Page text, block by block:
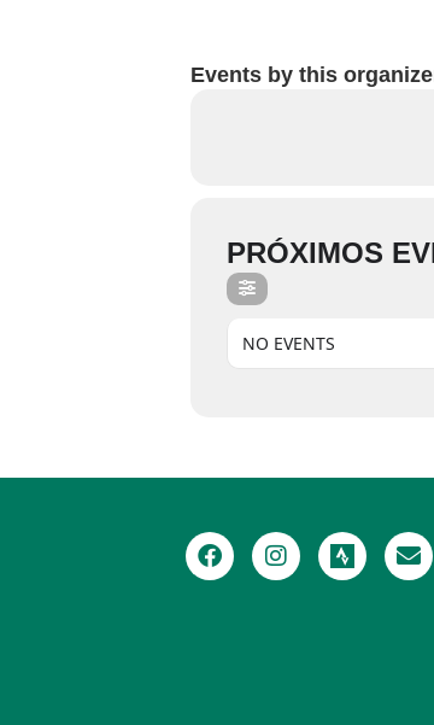
Events by this
PRÓXIMOS
NO EVENTS